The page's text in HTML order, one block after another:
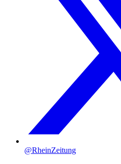
@RheinZeitung